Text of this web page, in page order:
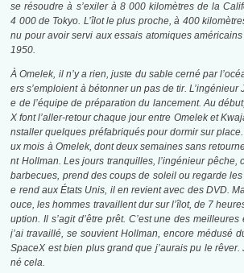
se résoudre à s’exiler à 8 000 kilomètres de la
4 000 de Tokyo. L’îlot le plus proche, à 400
nu pour avoir servi aux essais atomiques
1950.
À Omelek, il n’y a rien, juste du sable cerné par
ers s’emploient à bétonner un pas de tir.
e de l’équipe de préparation du lancement. Au
X font l’aller-retour chaque jour entre Omelek et
nstaller quelques préfabriqués pour dormir sur
ux mois à Omelek, dont deux semaines sans
nt Hollman. Les jours tranquilles, l’ingénieur pêche,
barbecues, prend des coups de soleil ou regarde
e rend aux États Unis, il en revient avec des DVD.
ouce, les hommes travaillent dur sur l’îlot, de 7
uption. Il s’agit d’être prêt. C’est une des meilleures
j’ai travaillé, se souvient Hollman, encore médusé
SpaceX est bien plus grand que j’aurais pu le rêver.
né cela.